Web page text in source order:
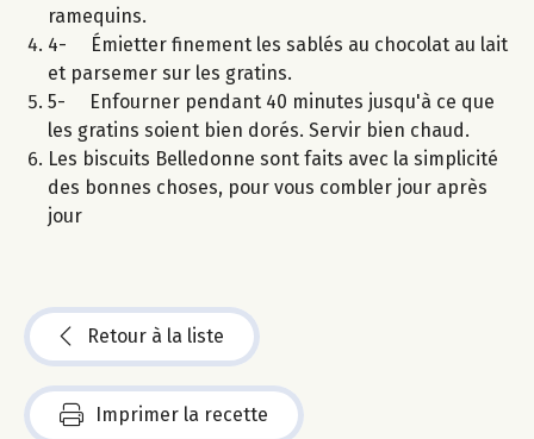
ramequins.
4- Émietter finement les sablés au chocolat au lait
et parsemer sur les gratins.
5- Enfourner pendant 40 minutes jusqu'à ce que
les gratins soient bien dorés. Servir bien chaud.
Les biscuits Belledonne sont faits avec la simplicité
des bonnes choses, pour vous combler jour après
jour
Retour à la liste
Imprimer la recette